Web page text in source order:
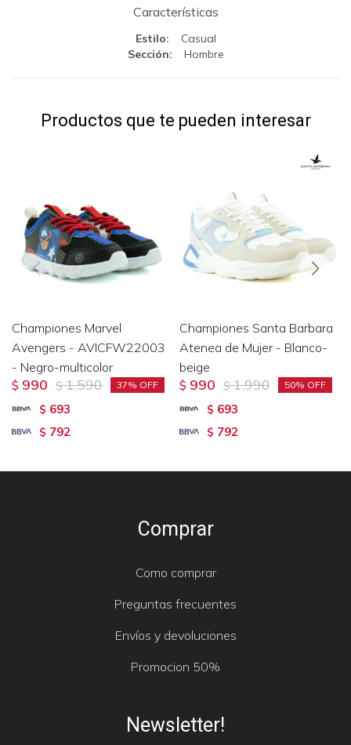
Características
Estilo
Casual
Sección
Hombre
Productos que te pueden interesar
Championes Marvel
Avengers - AVICFW22003
- Negro-multicolor
$ 990 $ 1.590 37
$ 693
$ 792
Championes Santa Barbara
Atenea de Mujer - Blanco-
beige
$ 990 $ 1.990 50
$ 693
$ 792
Comprar
Como comprar
Preguntas frecuentes
Envíos y devoluciones
Promocion 50%
Newsletter!